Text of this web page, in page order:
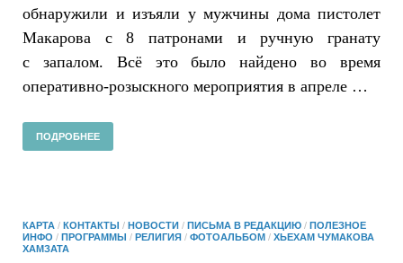
обнаружили и изъяли у мужчины дома пистолет
Макарова с 8 патронами и ручную гранату
с запалом. Всё это было найдено во время
оперативно-розыскного мероприятия в апреле …
ПОДРОБНЕЕ
КАРТА / КОНТАКТЫ / НОВОСТИ / ПИСЬМА В РЕДАКЦИЮ / ПОЛЕЗНОЕ
ИНФО / ПРОГРАММЫ / РЕЛИГИЯ / ФОТОАЛЬБОМ / ХЬЕХАМ ЧУМАКОВА
ХАМЗАТА